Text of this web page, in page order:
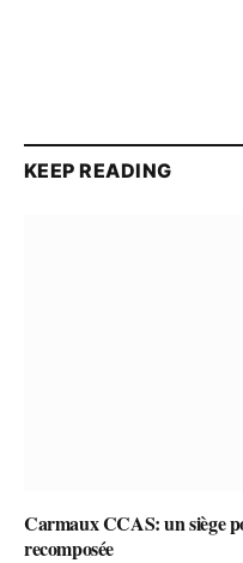
KEEP READING
Carmaux CCAS: un siège
recomposée